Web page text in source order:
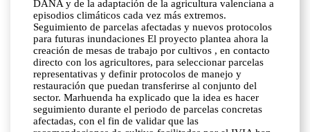
DANA y de la adaptación de la agricultura valenciana a
episodios climáticos cada vez más extremos.
Seguimiento de parcelas afectadas y nuevos protocolos
para futuras inundaciones El proyecto plantea ahora la
creación de mesas de trabajo por cultivos , en contacto
directo con los agricultores, para seleccionar parcelas
representativas y definir protocolos de manejo y
restauración que puedan transferirse al conjunto del
sector. Marhuenda ha explicado que la idea es hacer
seguimiento durante el periodo de parcelas concretas
afectadas, con el fin de validar que las